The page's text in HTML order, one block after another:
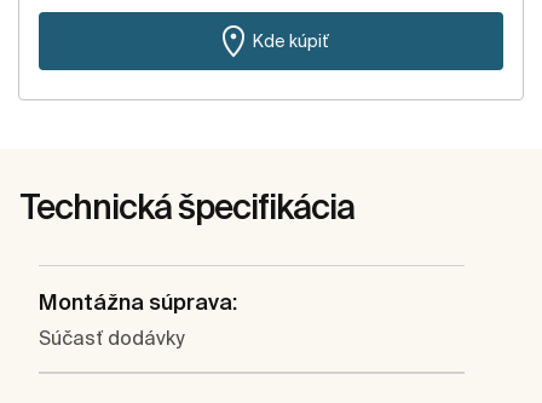
Kde kúpiť
Technická špecifikácia
Montážna súprava:
Súčasť dodávky